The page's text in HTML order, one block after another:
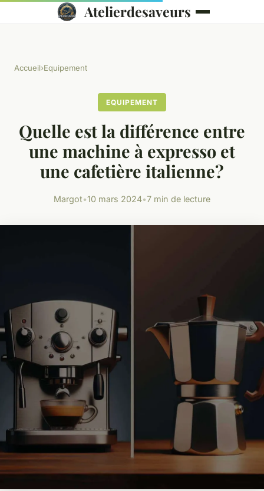
Atelierdesaveurs
Accueil›Equipement
EQUIPEMENT
Quelle est la différence entre
une machine à expresso et
une cafetière italienne?
Margot•10 mars 2024•7 min de lecture